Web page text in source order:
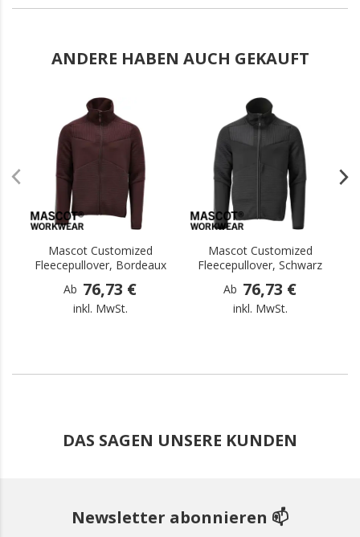
ANDERE HABEN AUCH GEKAUFT
Mascot Customized
Fleecepullover, Bordeaux
Ab 76,73 €
inkl. MwSt.
Mascot Customized
Fleecepullover, Schwarz
Ab 76,73 €
inkl. MwSt.
DAS SAGEN UNSERE KUNDEN
Newsletter abonnieren 📫